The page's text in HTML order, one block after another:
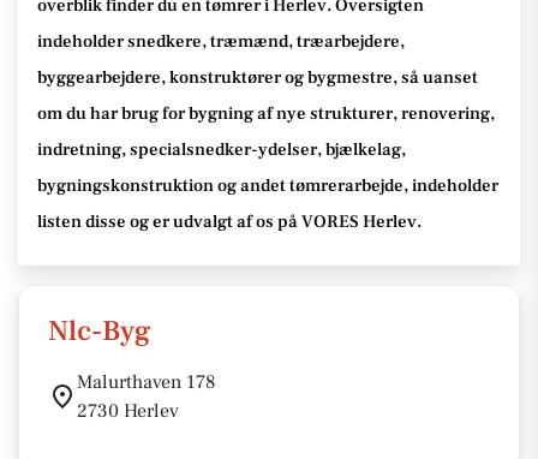
overblik finder du en tømrer i Herlev.Oversigten
indeholder snedkere, træmænd, træarbejdere,
byggearbejdere, konstruktører og bygmestre,så uanset
om du har brug for bygning af nye strukturer, renovering,
indretning, specialsnedker-ydelser, bjælkelag,
bygningskonstruktion og andet tømrerarbejde, indeholder
listen disse og er udvalgt af os på VORES Herlev.
Nlc-Byg
Malurthaven 178
2730 Herlev